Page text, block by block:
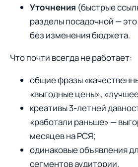
Уточнения (быстрые
разделы посадочной — это
без изменения бюджета.
Что почти всегда не работает:
общие фразы
«выгодные цены»,
креативы 3-летней
«работали раньше» —
месяцев на РСЯ;
одинаковые объявления
сегментов аудитории.